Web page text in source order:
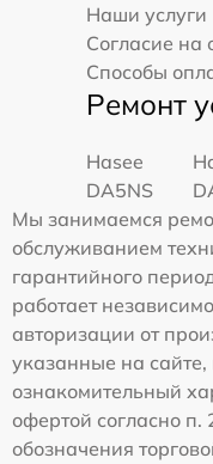
Наши услуги
Согласие на
Способы
Ремонт
Hasee
DA5NS
Мы занимаемся
обслуживанием
гарантийного
работает
авторизации от
указанные на сайте,
ознакомительный
офертой согласно
обозначения